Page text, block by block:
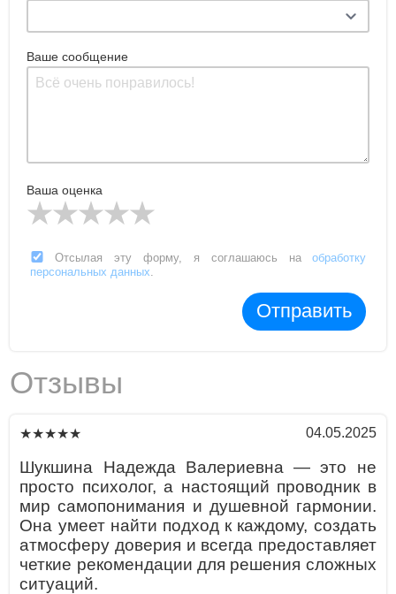
Ваше сообщение
Ваша оценка
Отсылая эту форму, я соглашаюсь наобработку
персональных данных
Отправить
Отзывы
★★★★★ 04.05.2025
Шукшина Надежда Валериевна — это не
просто психолог, а настоящий проводник в
мир самопонимания и душевной гармонии.
Она умеет найти подход к каждому, создать
атмосферу доверия и всегда предоставляет
четкие рекомендации для решения сложных
ситуаций.